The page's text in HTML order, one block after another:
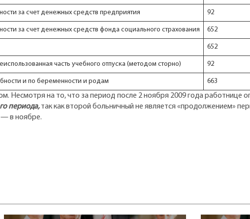
за счет денежных средств предприятия 92
за счет денежных средств фонда социального страхования 652
652
часть учебного отпуска (методом сторно) 92
и по беременности и родам 663
на то, что за период после 2 ноября 2009 года работнице
периода,так как второй больничный не является «продолжением»
— в ноябре.